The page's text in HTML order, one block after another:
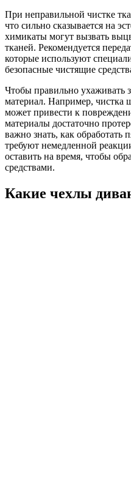
При неправильной чистке
что сильно сказывается на
химикаты могут вызвать
тканей. Рекомендуется
которые используют
безопасные чистящие
Чтобы правильно ухаживать
материал. Например, чистка
может привести к
материалы достаточно
важно знать, как
требуют немедленной
оставить на время, чтобы
средствами.
Какие чехлы